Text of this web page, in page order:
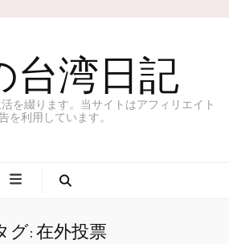
湾日記
を綴ります。当サイトはアフィリエイト
を利用しています。
グ:在外投票